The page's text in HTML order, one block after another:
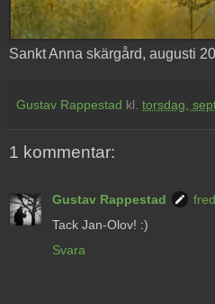
Sankt Anna skärgård, augusti
Gustav Rappestad kl. torsdag,
1 kommentar:
Gustav Rappestad
Tack Jan-Olov! :)
Svara